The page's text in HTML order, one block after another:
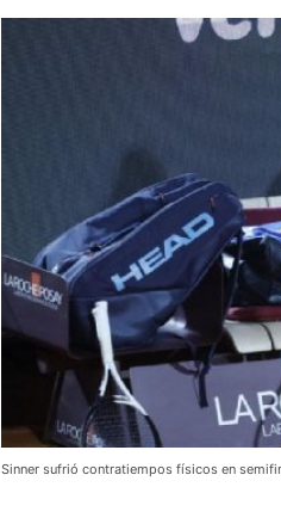
Sinner sufrió contratiempos físicos en